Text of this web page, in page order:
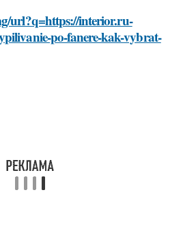
url?q=https://interior.ru-
po-fanere-kak-vybrat-